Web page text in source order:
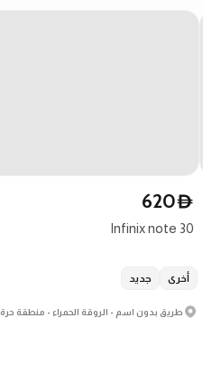
D
620
Infinix note 30
أخرى جديد
طريق بدون اسم - الروقة الحمراء - منطقة حرة